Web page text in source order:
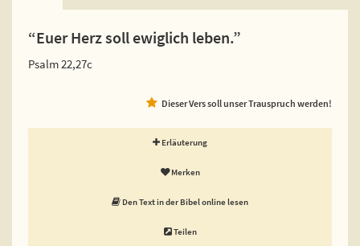
“Euer Herz soll ewiglich leben.”
Psalm 22,27c
Dieser Vers soll unser Trauspruch werden!
Erläuterung
Merken
Den Text in der Bibel online lesen
Teilen